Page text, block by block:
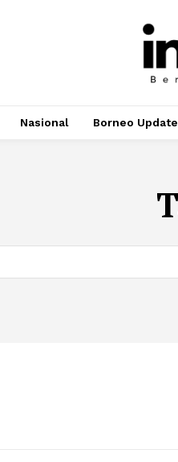
Nasional Borneo Update